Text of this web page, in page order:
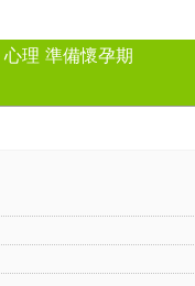
心理 準備懷孕期